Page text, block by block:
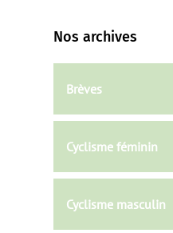
Nos archives
Brèves
Cyclisme féminin
Cyclisme masculin